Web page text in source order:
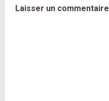
Laisser un commentaire